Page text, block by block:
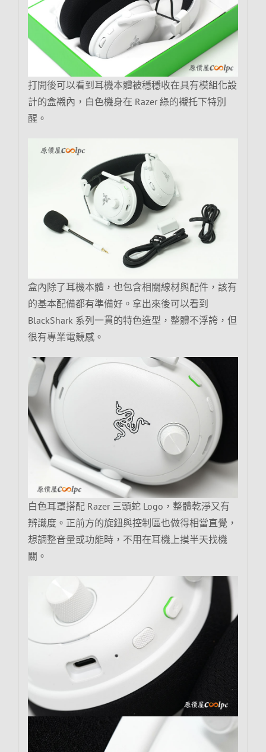
打開後可以看到耳機本體被穩穩收在具有模組化設
計的盒襯內，白色機身在 Razer 綠的襯托下特別
醒。
盒內除了耳機本體，也包含相關線材與配件，該有
的基本配備都有準備好。拿出來後可以看到
BlackShark 系列一貫的特色造型，整體不浮誇，但
很有專業電競感。
白色耳罩搭配 Razer 三頭蛇 Logo，整體乾淨又有
辨識度。正前方的旋鈕與控制區也做得相當直覺，
想調整音量或功能時，不用在耳機上摸半天找機
關。